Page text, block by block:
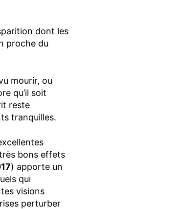
dont les
proche du
mourir, ou
qu’il soit
reste
tranquilles.
bons effets
) apporte un
qui
visions
perturber